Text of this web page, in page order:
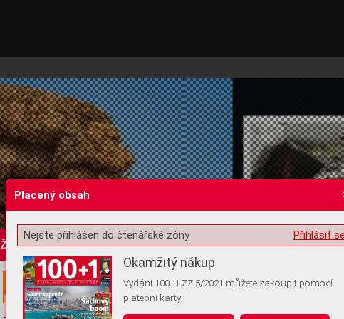
Žádost o souhlas s ukládáním volitelných informací
Placený obsah
Přihlásit
Nejste přihlášen do čtenářské zóny
Okamžitý nákup
Vydání 100+1 ZZ 5/2021 můžete zakoupit pomocí
platební karty